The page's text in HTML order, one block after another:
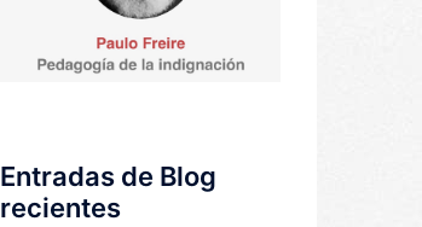
Entradas de Blog
recientes